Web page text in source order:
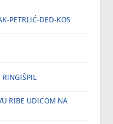
PETRLIĆ-DED-KOS
RINGIŠPIL
RIBE UDICOM NA